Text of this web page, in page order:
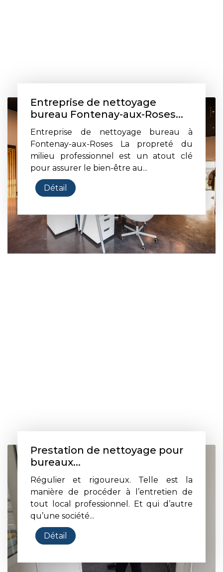
Entreprise de nettoyage
bureau Fontenay-aux-Roses...
Entreprise de nettoyage bureau à
Fontenay-aux-Roses La propreté du
milieu professionnel est un atout clé
pour assurer le bien-être au...
Détail
Prestation de nettoyage pour
bureaux...
Régulier et rigoureux. Telle est la
manière de procéder à l’entretien de
tout local professionnel. Et qui d’autre
qu’une société...
Détail